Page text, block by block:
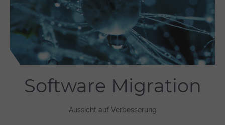
Über
uns
Informance
GmbH
Über uns
Software Migration
Aussicht auf Verbesserung